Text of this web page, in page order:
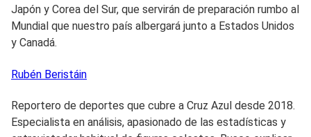
Japón y Corea del Sur, que servirán de preparación rumbo al
Mundial que nuestro país albergará junto a Estados Unidos
y Canadá.
Rubén Beristáin
Reportero de deportes que cubre a Cruz Azul desde 2018.
Especialista en análisis, apasionado de las estadísticas y